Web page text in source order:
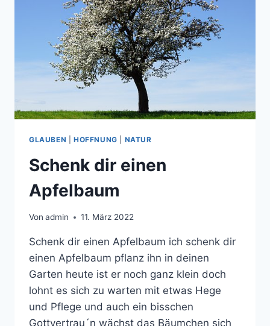
GLAUBEN HOFFNUNG NATUR
Schenk dir einen
Apfelbaum
Von admin 11. März 2022
Schenk dir einen Apfelbaum ich schenk dir
einen Apfelbaum pflanz ihn in deinen
Garten heute ist er noch ganz klein doch
lohnt es sich zu warten mit etwas Hege
und Pflege und auch ein bisschen
Gottvertrau´n wächst das Bäumchen sich